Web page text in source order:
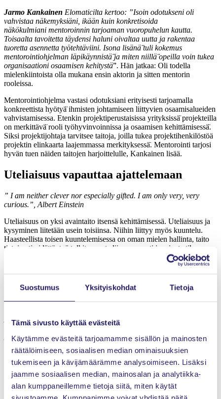
Suostumus Yksityiskohdat Tietoja
Tämä sivusto käyttää evästeitä
Käytämme evästeitä tarjoamamme sisällön ja mainosten
räätälöimiseen, sosiaalisen median ominaisuuksien
tukemiseen ja kävijämäärämme analysoimiseen. Lisäksi
jaamme sosiaalisen median, mainosalan ja analytiikka-
alan kumppaneillemme tietoja siitä, miten käytät
Jarmo Kankainen Elomaticilta kertoo: ”Isoin odotukseni oli
vahvistaa näkemyksiäni, ikään kuin konkretisoida
näkökulmiani mentoroinnin tarjoaman vuoropuhelun kautta.
Toisaalta tavoitetta täydensi haluni oivaltaa uutta ja rakentaa
tuoretta asennetta työtehtäviini. Isona lisänä̈ tuli kokemus
mentorointiohjelman läpikäynnistä̈ ja miten niillä̈ opeilla voin tukea
organisaationi osaamisen kehitystä̈”. Hän jatkaa: Oli todella
mielenkiintoista olla mukana ensin aktorin ja sitten mentorin
rooleissa.
Mentorointiohjelma vastasi odotuksiani erityisesti tarjoamalla
konkreettista hyötyä̈ ihmisten johtamiseen liittyvien osaamisalueiden
vahvistamisessa. Etenkin projektiperustaisissa yrityksissä̈ projekteilla
on merkittävä̈ rooli työhyvinvoinnissa ja osaamisen kehittämisessä̈.
Siksi projektijohtaja tarvitsee taitoja, joilla tukea projektihenkilöstöä
projektin elinkaarta laajemmassa merkityksessä̈. Mentorointi tarjosi
hyvän tuen näiden taitojen harjoittelulle, Kankainen lisää.
Uteliaisuus vapauttaa ajattelemaan
” I am neither clever nor especially gifted. I am only very, very
curious.”, Albert Einstein
Uteliaisuus on yksi avaintaito itsensä kehittämisessä. Uteliaisuus ja
kysyminen liitetään usein toisiinsa. Niihin liittyy myös kuuntelu.
Haasteellista toisen kuuntelemisessa on oman mielen hallinta, taito
tietoisesti pidättäytyä tulkitsemasta liian nopeasti ja raivata tilaa
Elina Glad
”Rehellisesti en tiennyt, mitä̈ odottaa. Hakeuduin
uteliaisuuttani mukaan, halusin tutustua
mentorointiin sekä päästä keskustelemaan oman
organisaation ulkopuolisen kokeneen projektiammattilaisen kanssa.
projektijohtamistyökalupakkiini sekä saavani perspektiiviä oman
organisaation ulkopuolelta – olenhan itse työskennellyt koko
projektiammattilaisurani saman organisaation palveluksessa.”,
kuvaa aktorin roolissa Turun Clubin ohjelmassa mukana ollut
Glad.
Itselleni syntyi keskusteluiden myötä oivallus, kuinka projekti
epäonnistuu tai onnistuu jo aivan alussa – on siis äärettömän tärkeää
keskittyä projektin asettamiseen riittävällä pieteetillä. Se maksaa
itsensä kyllä takaisin. Tätä ilosanomaa olen pyrkinyt jakamaan